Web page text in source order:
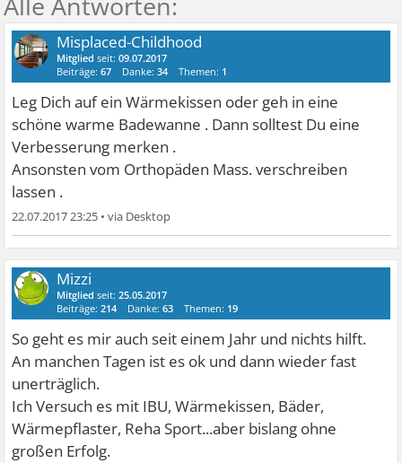
Misplaced-Childhood
Mitglied seit:09.07.2017
Beiträge:67 Danke:34 Themen: 1
Leg Dich auf ein Wärmekissen oder geh in eine
schöne warme Badewanne . Dann solltest Du eine
Verbesserung merken .
Ansonsten vom Orthopäden Mass. verschreiben
lassen .
22.07.2017 23:25 •
Mizzi
Mitglied seit:25.05.2017
Beiträge:214 Danke:63 Themen: 19
So geht es mir auch seit einem Jahr und nichts hilft.
An manchen Tagen ist es ok und dann wieder fast
unerträglich.
Ich Versuch es mit IBU, Wärmekissen, Bäder,
Wärmepflaster, Reha Sport...aber bislang ohne
großen Erfolg.